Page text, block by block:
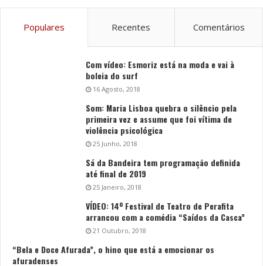
Populares Recentes Comentários
Com vídeo: Esmoriz está na moda e vai à
boleia do surf
16 Agosto, 2018
Som: Maria Lisboa quebra o silêncio pela
primeira vez e assume que foi vítima de
violência psicológica
25 Junho, 2018
Sá da Bandeira tem programação definida
até final de 2019
25 Janeiro, 2018
VÍDEO: 14º Festival de Teatro de Perafita
arrancou com a comédia “Saídos da Casca”
21 Outubro, 2018
“Bela e Doce Afurada”, o hino que está a emocionar os
afuradenses